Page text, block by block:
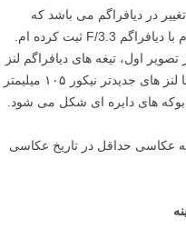
از طلوع خورشد و آخرین
ای برای ثبت بوکه هستند.
را برای عکاسی تامین می کند
و رنگ ها تبدیل کند.
و مکان به صورت ضد نور